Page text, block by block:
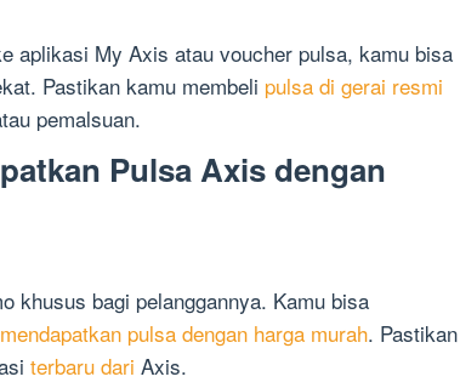
aplikasi My Axis atau voucher pulsa, kamu bisa
Pastikan kamu membeli pulsa di gerai resmi
pemalsuan.
Pulsa Axis dengan
khusus bagi pelanggannya. Kamu bisa
mendapatkan pulsa dengan harga murah. Pastikan
terbaru dari Axis.